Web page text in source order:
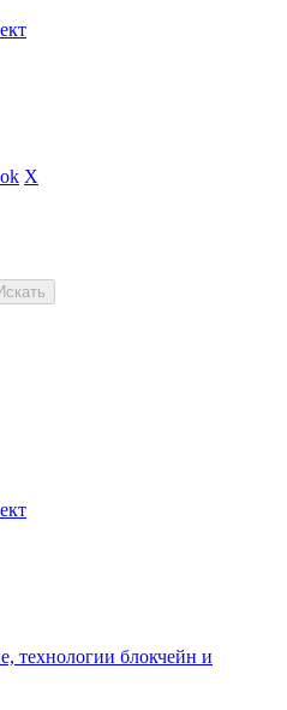
X
технологии блокчейн и